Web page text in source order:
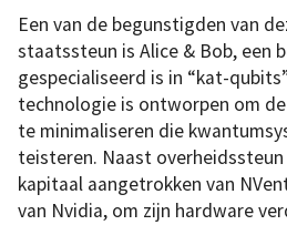
Een van de begunstigden van
staatssteun is Alice & Bob, een
gespecialiseerd is in “kat-
technologie is ontworpen om
te minimaliseren die
teisteren. Naast
kapitaal aangetrokken van
van Nvidia, om zijn hardware